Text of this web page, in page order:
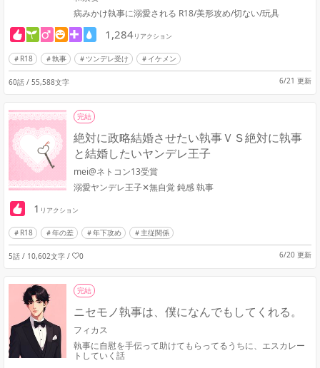
病みかけ執事に溺愛される R18/美形攻め/切ない/玩具
1,284リアクション
R18 執事 ツンデレ受け イケメン
60話 / 55,588文字 6/21 更新
完結
絶対に政略結婚させたい執事ＶＳ絶対に執事
と結婚したいヤンデレ王子
mei@ネトコン13受賞
溺愛ヤンデレ王子✕無自覚 鈍感 執事
1 リアクション
R18 年の差 年下攻め 主従関係
5話 / 10,602文字 / 0 6/20 更新
完結
ニセモノ執事は、僕になんでもしてくれる。
フィカス
執事に自慰を手伝って助けてもらってるうちに、エスカレー
トしていく話